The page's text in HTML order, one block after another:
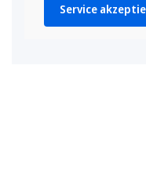
Service